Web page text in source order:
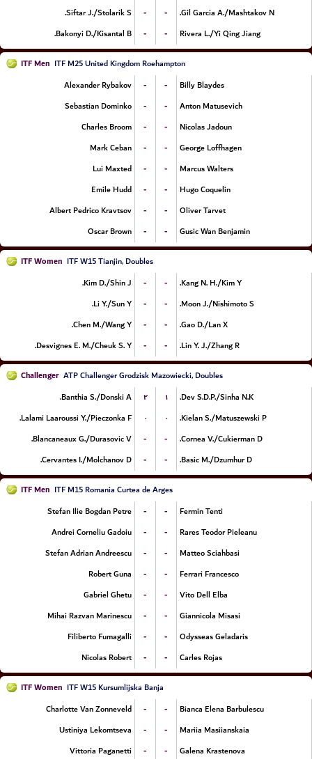
Siftar J./Stolarik S.
- -
Gil Garcia A./Mashtakov N.
Bakonyi D./Kisantal B.
- - Rivera L./Yi Qing Jiang
ITF Men ITF M25 United Kingdom Roehampton
Alexander Rybakov
- -
Billy Blaydes
Sebastian Dominko
- -
Anton Matusevich
Charles Broom
- -
Nicolas Jadoun
Mark Ceban
- -
George Loffhagen
Lui Maxted
- -
Marcus Walters
Emile Hudd
- -
Hugo Coquelin
Albert Pedrico Kravtsov
- -
Oliver Tarvet
Oscar Brown
- - Gusic Wan Benjamin
ITF Women ITF W15 Tianjin, Doubles
Kim D./Shin J.
- -
Kang N. H./Kim Y.
Li Y./Sun Y.
- -
Moon J./Nishimoto S.
Chen M./Wang Y.
- -
Gao D./Lan X.
Desvignes E. M./Cheuk S. Y.
- - Lin Y. J./Zhang R.
Challenger ATP Challenger Grodzisk Mazowiecki, Doubles
Banthia S./Donski A.
۲ ۱
Dev S.D.P./Sinha N.K.
Lalami Laaroussi Y./Pieczonka F.
۰ ۰
Kielan S./Matuszewski P.
Blancaneaux G./Durasovic V.
- -
Cornea V./Cukierman D.
Cervantes I./Molchanov D.
- - Basic M./Dzumhur D.
ITF Men ITF M15 Romania Curtea de Arges
Stefan Ilie Bogdan Petre
- -
Fermin Tenti
Andrei Corneliu Gadoiu
- -
Rares Teodor Pieleanu
Stefan Adrian Andreescu
- -
Matteo Sciahbasi
Robert Guna
- -
Ferrari Francesco
Gabriel Ghetu
- -
Vito Dell Elba
Mihai Razvan Marinescu
- -
Giannicola Misasi
Filiberto Fumagalli
- -
Odysseas Geladaris
Nicolas Robert
- - Carles Rojas
ITF Women ITF W15 Kursumlijska Banja
Charlotte Van Zonneveld
- -
Bianca Elena Barbulescu
Ustiniya Lekomtseva
- -
Mariia Masiianskaia
Vittoria Paganetti
- -
Galena Krastenova